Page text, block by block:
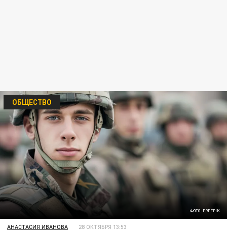
ФОТО: FREEPIK
ОБЩЕСТВО
АНАСТАСИЯ ИВАНОВА 28 ОКТЯБРЯ 13:53